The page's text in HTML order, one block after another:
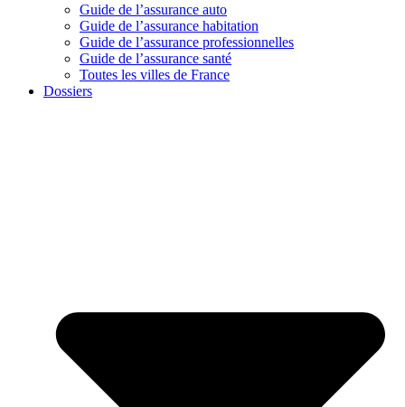
Guide de l’assurance auto
Guide de l’assurance habitation
Guide de l’assurance professionnelles
Guide de l’assurance santé
Toutes les villes de France
Dossiers